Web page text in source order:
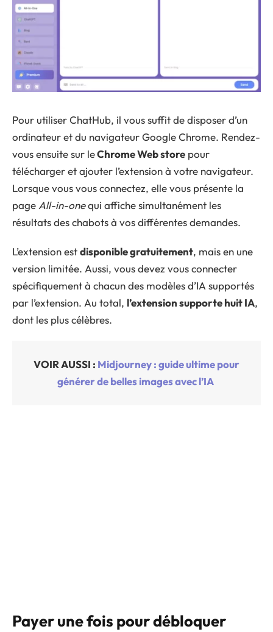
Pour utiliser ChatHub, il vous suffit de disposer d’un
ordinateur et du navigateur Google Chrome. Rendez-
vous ensuite sur leChrome Web store pour
télécharger et ajouter l’extension à votre navigateur.
Lorsque vous vous connectez, elle vous présente la
page All-in-onequi affiche simultanément les
résultats des chabots à vos différentes demandes.
L’extension estdisponible gratuitement, mais en une
version limitée. Aussi, vous devez vous connecter
spécifiquement à chacun des modèles d’IA supportés
par l’extension. Au total, l’extension supporte huit IA,
dont les plus célèbres.
VOIR AUSSI : Midjourney : guide ultime pour
générer de belles images avec l’IA
Payer une fois pour débloquer